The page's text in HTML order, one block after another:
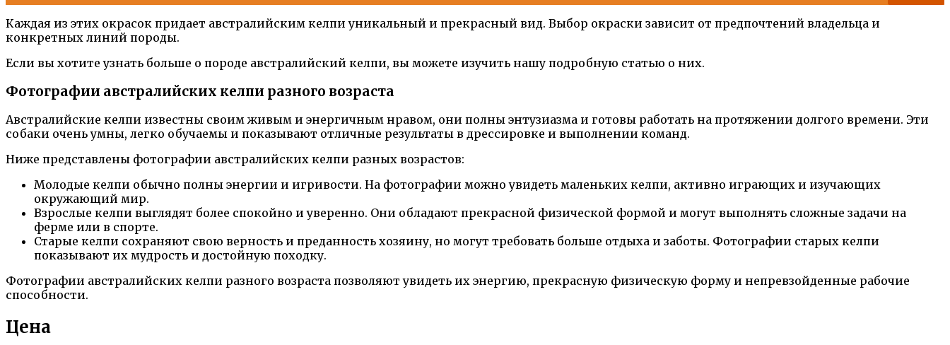
Каждая из этих окрасок придает австралийским келпи уникальный и прекрасный вид. Выбор окраски зависит от предпочтений владельца и
конкретных линий породы.
Если вы хотите узнать больше о породе австралийский келпи, вы можете изучить нашу подробную статью о них.
Фотографии австралийских келпи разного возраста
Австралийские келпи известны своим живым и энергичным нравом, они полны энтузиазма и готовы работать на протяжении долгого времени. Эти
собаки очень умны, легко обучаемы и показывают отличные результаты в дрессировке и выполнении команд.
Ниже представлены фотографии австралийских келпи разных возрастов:
Молодые келпи обычно полны энергии и игривости. На фотографии можно увидеть маленьких келпи, активно играющих и изучающих
окружающий мир.
Взрослые келпи выглядят более спокойно и уверенно. Они обладают прекрасной физической формой и могут выполнять сложные задачи на
ферме или в спорте.
Старые келпи сохраняют свою верность и преданность хозяину, но могут требовать больше отдыха и заботы. Фотографии старых келпи
показывают их мудрость и достойную походку.
Фотографии австралийских келпи разного возраста позволяют увидеть их энергию, прекрасную физическую форму и непревзойденные рабочие
способности.
Цена